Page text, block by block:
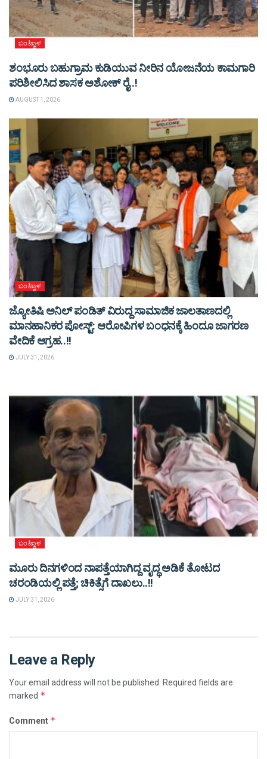
ಬಂಟ್ವಾಳ
ಶಂಭೂರು ಬಹುಗ್ರಾಮ ಕುಡಿಯುವ ನೀರಿನ ಯೋಜನೆಯ ಕಾಮಗಾರಿ
ಪರಿಶೀಲಿಸಿದ ಶಾಸಕ ಅಶೋಕ್ ರೈ..!
AUGUST 1, 2026
ಬಂಟ್ವಾಳ
ಜ್ಯೋತಿಷಿ ಅನಿಲ್ ಪಂಡಿತ್ ವಿರುದ್ದ ಸಾಮಾಜಿಕ ಜಾಲತಾಣದಲ್ಲಿ
ಮಾನಹಾನಿಕರ ಪೋಸ್ಟ್: ಆರೋಪಿಗಳ ಬಂಧನಕ್ಕೆ ಹಿಂದೂ ಜಾಗರಣ
ವೇದಿಕೆ ಆಗ್ರಹ..!!
JULY 31, 2026
ಬಂಟ್ವಾಳ
ಮೂರು ದಿನಗಳಿಂದ ನಾಪತ್ತೆಯಾಗಿದ್ದ ವೃದ್ಧ ಅಡಿಕೆ ತೋಟದ
ಚರಂಡಿಯಲ್ಲಿ ಪತ್ತೆ; ಚಿಕಿತ್ಸೆಗೆ ದಾಖಲು..!!
JULY 31, 2026
Leave a Reply
Your email address will not be published. Required fields are
marked *
Comment *